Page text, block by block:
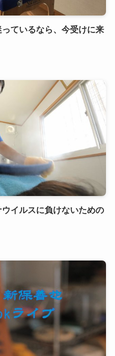
ているなら、今受けに来
イルスに負けないための